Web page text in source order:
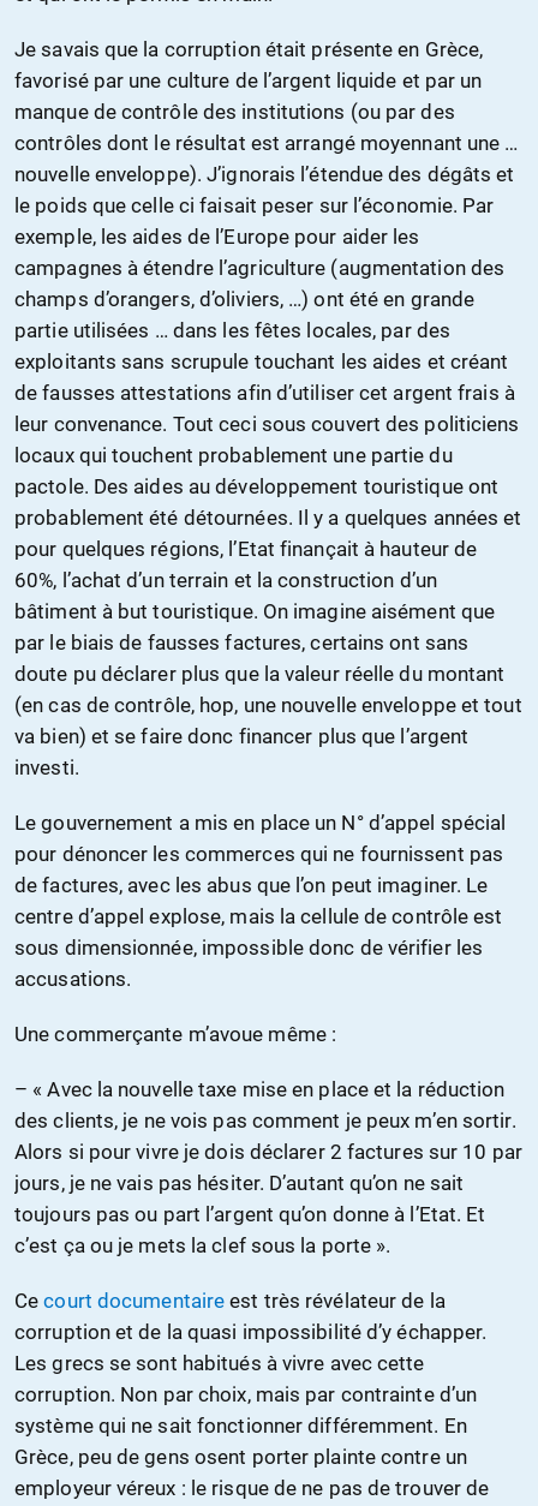
Je savais que la corruption était présente en Grèce,
favorisé par une culture de l’argent liquide et par un
manque de contrôle des institutions (ou par des
contrôles dont le résultat est arrangé moyennant une …
nouvelle enveloppe). J’ignorais l’étendue des dégâts et
le poids que celle ci faisait peser sur l’économie. Par
exemple, les aides de l’Europe pour aider les
campagnes à étendre l’agriculture (augmentation des
champs d’orangers, d’oliviers, …) ont été en grande
partie utilisées … dans les fêtes locales, par des
exploitants sans scrupule touchant les aides et créant
de fausses attestations afin d’utiliser cet argent frais à
leur convenance. Tout ceci sous couvert des politiciens
locaux qui touchent probablement une partie du
pactole. Des aides au développement touristique ont
probablement été détournées. Il y a quelques années et
pour quelques régions, l’Etat finançait à hauteur de
60%, l’achat d’un terrain et la construction d’un
bâtiment à but touristique. On imagine aisément que
par le biais de fausses factures, certains ont sans
doute pu déclarer plus que la valeur réelle du montant
(en cas de contrôle, hop, une nouvelle enveloppe et tout
va bien) et se faire donc financer plus que l’argent
investi.
Le gouvernement a mis en place un N° d’appel spécial
pour dénoncer les commerces qui ne fournissent pas
de factures, avec les abus que l’on peut imaginer. Le
centre d’appel explose, mais la cellule de contrôle est
sous dimensionnée, impossible donc de vérifier les
accusations.
Une commerçante m’avoue même :
– « Avec la nouvelle taxe mise en place et la réduction
des clients, je ne vois pas comment je peux m’en sortir.
Alors si pour vivre je dois déclarer 2 factures sur 10 par
jours, je ne vais pas hésiter. D’autant qu’on ne sait
toujours pas ou part l’argent qu’on donne à l’Etat. Et
c’est ça ou je mets la clef sous la porte ».
Cecourt documentaire est très révélateur de la
corruption et de la quasi impossibilité d’y échapper.
Les grecs se sont habitués à vivre avec cette
corruption. Non par choix, mais par contrainte d’un
système qui ne sait fonctionner différemment. En
Grèce, peu de gens osent porter plainte contre un
employeur véreux : le risque de ne pas de trouver de